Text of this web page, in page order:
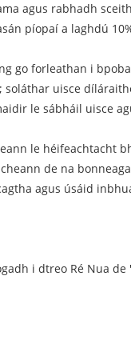
agus rabhadh
píopaí a laghdú
go forleathan i
uisce
le sábháil uisce
le
de na
agus úsáid
i dtreo Ré Nua